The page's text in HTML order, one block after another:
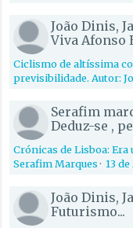
João Dinis,
Viva Afonso
Ciclismo de altíssima
previsibilidade. Autor:
Serafim
Deduz-se ,
Crónicas de Lisboa:
Serafim Marques·13
João Dinis,
Futurismo...